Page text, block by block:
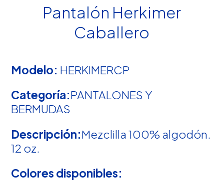
Pantalón Herkimer
Caballero
Modelo: HERKIMERCP
Categoría:PANTALONES Y
BERMUDAS
Descripción:Mezclilla 100% algodón.
12 oz.
Colores disponibles: